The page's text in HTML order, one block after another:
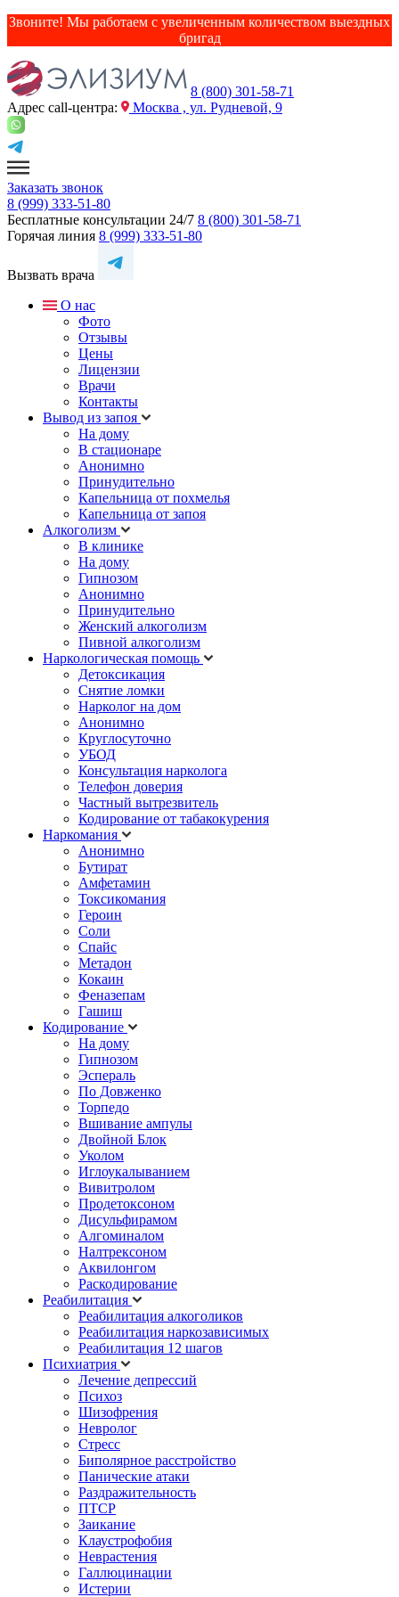
Звоните! Мы работаем с увеличенным количеством выездных
бригад
8 (800) 301-58-71
Адрес сall-центра:
Москва , ул. Рудневой, 9
Заказать звонок
8 (999) 333-51-80
Бесплатные консультации 24/7 8 (800) 301-58-71
Горячая линия 8 (999) 333-51-80
Вызвать врача
О нас
Фото
Отзывы
Цены
Лицензии
Врачи
Контакты
Вывод из запоя
На дому
В стационаре
Анонимно
Принудительно
Капельница от похмелья
Капельница от запоя
Алкоголизм
В клинике
На дому
Гипнозом
Анонимно
Принудительно
Женский алкоголизм
Пивной алкоголизм
Наркологическая помощь
Детоксикация
Снятие ломки
Нарколог на дом
Анонимно
Круглосуточно
УБОД
Консультация нарколога
Телефон доверия
Частный вытрезвитель
Кодирование от табакокурения
Наркомания
Анонимно
Бутират
Амфетамин
Токсикомания
Героин
Соли
Спайс
Метадон
Кокаин
Феназепам
Гашиш
Кодирование
На дому
Гипнозом
Эспераль
По Довженко
Торпедо
Вшивание ампулы
Двойной Блок
Уколом
Иглоукалыванием
Вивитролом
Продетоксоном
Дисульфирамом
Алгоминалом
Налтрексоном
Аквилонгом
Раскодирование
Реабилитация
Реабилитация алкоголиков
Реабилитация наркозависимых
Реабилитация 12 шагов
Психиатрия
Лечение депрессий
Психоз
Шизофрения
Невролог
Стресс
Биполярное расстройство
Панические атаки
Раздражительность
ПТСР
Заикание
Клаустрофобия
Неврастения
Галлюцинации
Истерии